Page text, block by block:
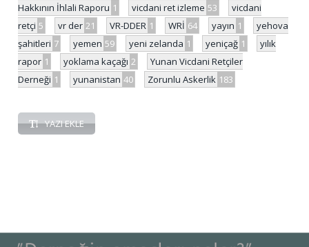
Hakkının İhlali Raporu 1 vicdani ret izleme 53
vicdani
retçi 5 vr der 21 VR-DDER 1 WRİ 64 yayın 1
yehova
şahitleri 7 yemen 59 yeni zelanda 1 yeniçağ 1
yılık
rapor 1 yoklama kaçağı 2
Yunan Vicdani Retçiler
Derneği 1 yunanistan 40 Zorunlu Askerlik 183
YAZI EKLE